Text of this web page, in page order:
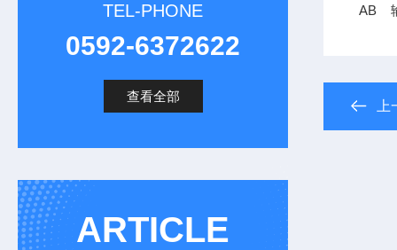
TEL-PHONE
0592-6372622
查看全部
ARTICLE
AB